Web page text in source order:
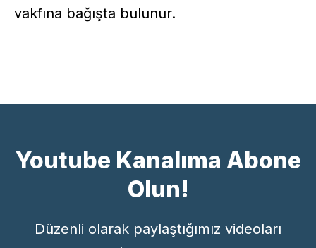
vakfına bağışta bulunur.
Youtube Kanalıma Abone
Olun!
Düzenli olarak paylaştığımız videoları